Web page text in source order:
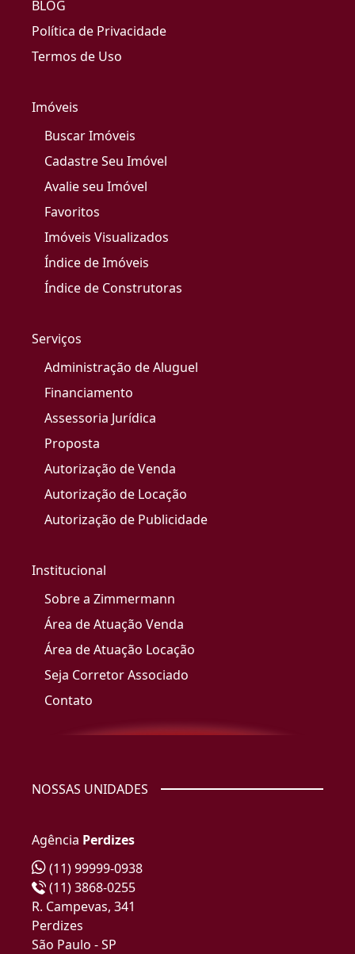
BLOG
Política de Privacidade
Termos de Uso
Imóveis
Buscar Imóveis
Cadastre Seu Imóvel
Avalie seu Imóvel
Favoritos
Imóveis Visualizados
Índice de Imóveis
Índice de Construtoras
Serviços
Administração de Aluguel
Financiamento
Assessoria Jurídica
Proposta
Autorização de Venda
Autorização de Locação
Autorização de Publicidade
Institucional
Sobre a Zimmermann
Área de Atuação Venda
Área de Atuação Locação
Seja Corretor Associado
Contato
NOSSAS UNIDADES
Agência Perdizes
(11) 99999-0938
(11) 3868-0255
R. Campevas, 341
Perdizes
São Paulo - SP